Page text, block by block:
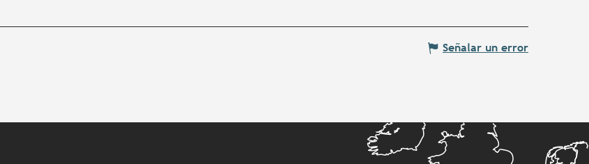
Señalar un error